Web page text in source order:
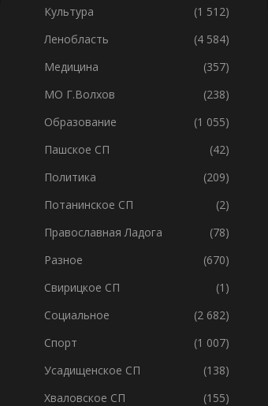
Культура
(1 512)
Ленобласть
(4 584)
Медицина
(357)
МО Г.Волхов
(238)
Образование
(1 055)
Пашское СП
(42)
Политика
(209)
Потанинское СП
(2)
Православная Ладога
(78)
Разное
(670)
Свирицкое СП
(1)
Социальное
(2 682)
Спорт
(1 007)
Усадищенское СП
(138)
Хваловское СП
(155)